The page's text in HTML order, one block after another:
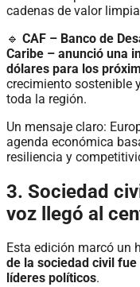
cadenas de valor
🔹 CAF – Banco de
Caribe – anunció una
dólares para los
crecimiento sostenible
toda la región.
Un mensaje claro:
agenda económica
resiliencia y
3. Sociedad
voz llegó al
Esta edición marcó un
de la sociedad civil
líderes políticos.